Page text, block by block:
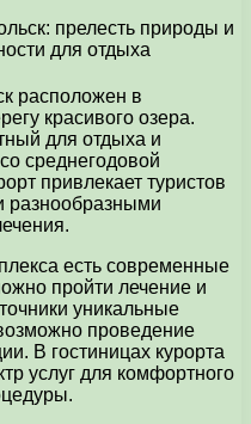
расположен в
красивого озера.
для отдыха и
среднегодовой
привлекает туристов
разнообразными
есть современные
пройти лечение и
уникальные
проведение
В гостиницах курорта
услуг для комфортного